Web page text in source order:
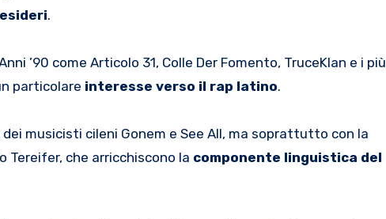
.
’90 come Articolo 31, Colle Der Fomento, TruceKlan e i più
particolare interesse verso il rap latino.
musicisti cileni Gonem e See All, ma soprattutto con la
Tereifer, che arricchiscono la componente linguistica del